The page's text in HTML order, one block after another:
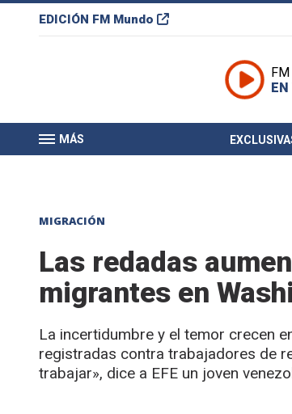
EDICIÓN FM Mundo
EN
MÁS
MIGRACIÓN
Las redadas
migrantes en
La incertidumbre y el temor crecen
registradas contra trabajadores de
trabajar», dice a EFE un joven